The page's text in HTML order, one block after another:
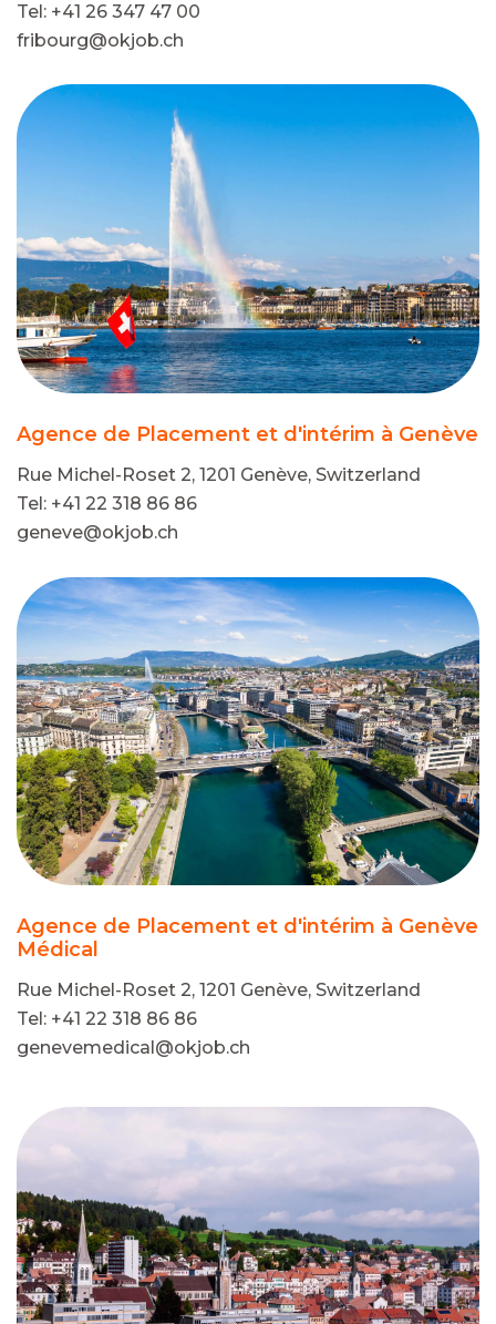
Tel: +41 26 347 47 00
fribourg@okjob.ch
Agence de Placement et d'intérim à Genève
Rue Michel-Roset 2, 1201 Genève, Switzerland
Tel: +41 22 318 86 86
geneve@okjob.ch
Agence de Placement et d'intérim à Genève
Médical
Rue Michel-Roset 2, 1201 Genève, Switzerland
Tel: +41 22 318 86 86
genevemedical@okjob.ch